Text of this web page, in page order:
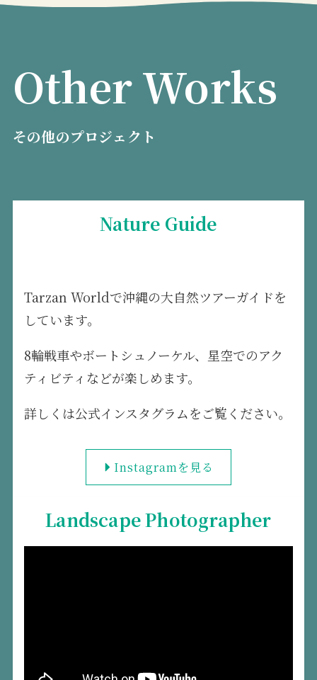
Other Works
その他のプロジェクト
Nature Guide
Tarzan Worldで沖縄の大自然ツアーガイドを
しています。
8輪戦車やボートシュノーケル、星空でのアク
ティビティなどが楽しめます。
詳しくは公式インスタグラムをご覧ください。
Instagramを見る
Landscape Photographer